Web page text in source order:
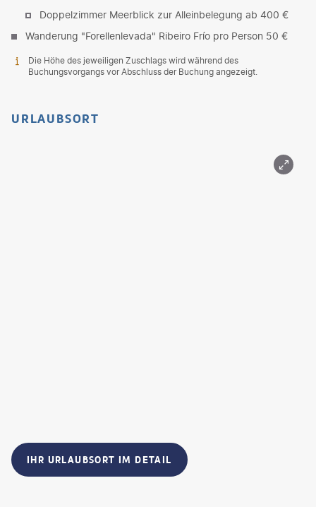
Doppelzimmer Meerblick zur Alleinbelegung ab 400 €
Wanderung "Forellenlevada" Ribeiro Frío pro Person 50 €
Die Höhe des jeweiligen Zuschlags wird während des
Buchungsvorgangs vor Abschluss der Buchung angezeigt.
URLAUBSORT
IHR URLAUBSORT IM DETAIL